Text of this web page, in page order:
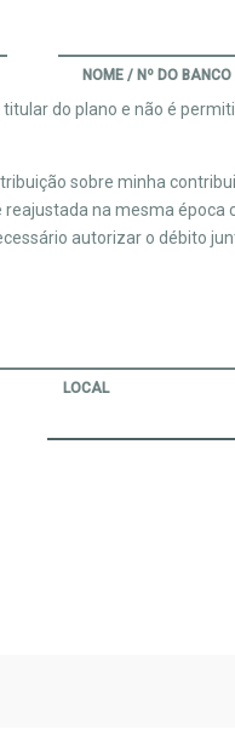
NOME / Nº DO BANCO
do plano e não é
sobre minha
na mesma
autorizar o débito
LOCAL